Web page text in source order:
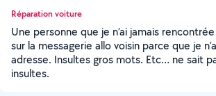
Réparation voiture
Une personne que je n’ai jamais
sur la messagerie allo voisin parce que je
adresse. Insultes gros mots. Etc… ne sait
insultes.